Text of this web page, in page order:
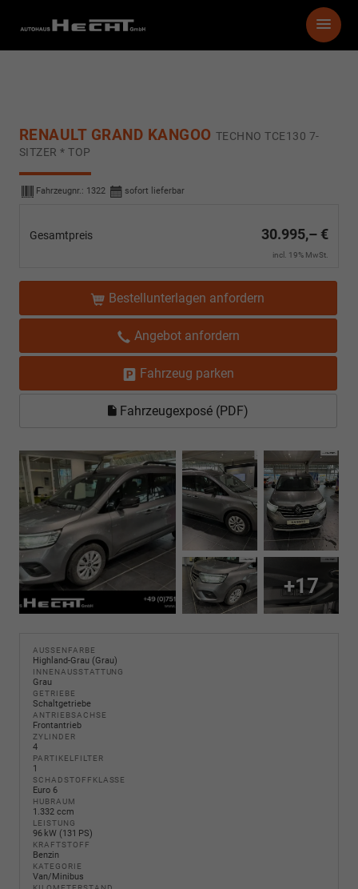
RENAULT GRAND KANGOO TECHNO TCE130 7-
SITZER * TOP
Fahrzeugnr.: 1322 sofort lieferbar
Gesamtpreis 30.995,– €
incl. 19% MwSt.
Bestellunterlagen anfordern
Angebot anfordern
Fahrzeug parken
Fahrzeugexposé (PDF)
+17
AUSSENFARBE
Highland-Grau (Grau)
INNENAUSSTATTUNG
Grau
GETRIEBE
Schaltgetriebe
ANTRIEBSACHSE
Frontantrieb
ZYLINDER
4
PARTIKELFILTER
1
SCHADSTOFFKLASSE
Euro 6
HUBRAUM
1.332 ccm
LEISTUNG
96 kW (131 PS)
KRAFTSTOFF
Benzin
KATEGORIE
Van/Minibus